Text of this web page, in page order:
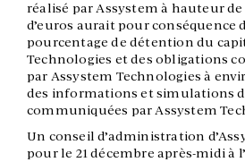
réalisé par Assystem à hauteur
d’euros aurait pour conséquence
pourcentage de détention du
Technologies et des obligations
par Assystem Technologies à
des informations et simulations
communiquées par Assystem
Un conseil d’administration
pour le 21 décembre après-midi à